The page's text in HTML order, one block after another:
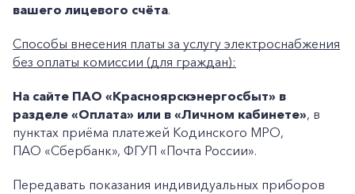
вашего лицевого счёта.
Способы внесения платы за услугу электроснабжения
без оплаты комиссии (для граждан):
На сайте ПАО «Красноярскэнергосбыт» в
разделе «Оплата» или в «Личном кабинете», в
пунктах приёма платежей Кодинского МРО,
ПАО «Сбербанк», ФГУП «Почта России».
Передавать показания индивидуальных приборов